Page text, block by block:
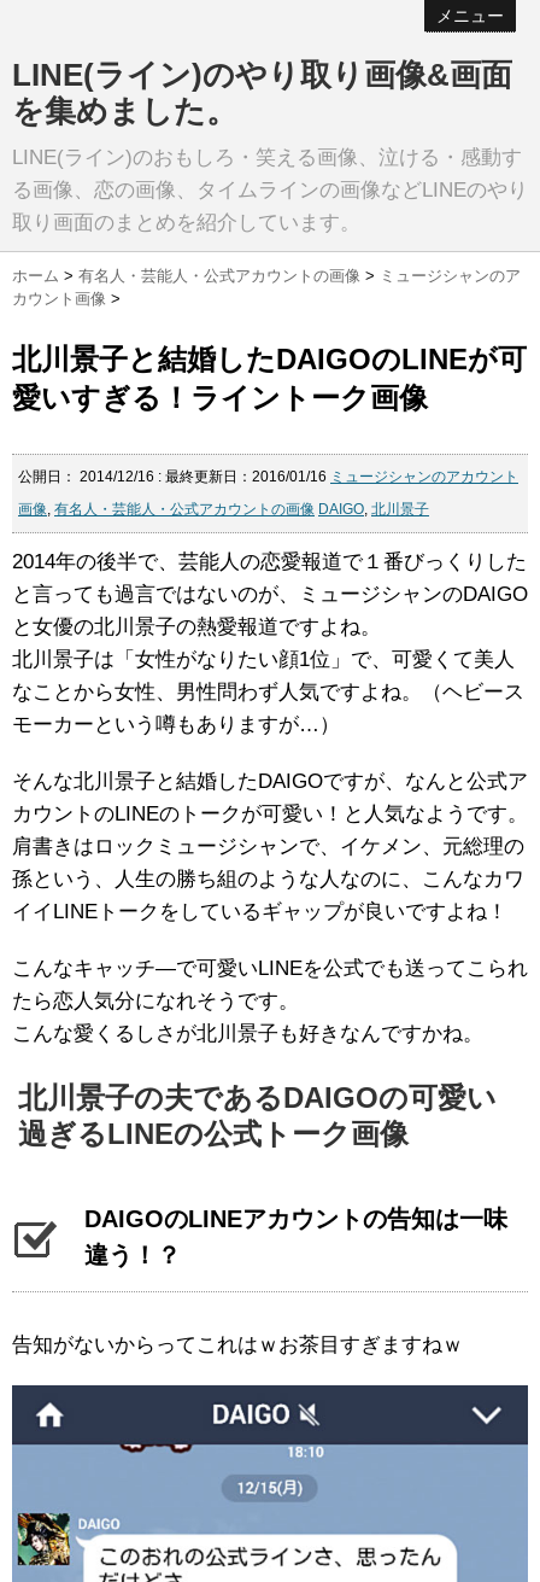
メニュー
LINE(ライン)のやり取り画像&画面
を集めました。
LINE(ライン)のおもしろ・笑える画像、泣ける・感動す
る画像、恋の画像、タイムラインの画像などLINEのやり
取り画面のまとめを紹介しています。
ホーム > 有名人・芸能人・公式アカウントの画像 > ミュージシャンのア
カウント画像 >
北川景子と結婚したDAIGOのLINEが可
愛いすぎる！ライントーク画像
公開日： 2014/12/16 : 最終更新日：2016/01/16 ミュージシャンのアカウント
画像, 有名人・芸能人・公式アカウントの画像 DAIGO, 北川景子
2014年の後半で、芸能人の恋愛報道で１番びっくりした
と言っても過言ではないのが、ミュージシャンのDAIGO
と女優の北川景子の熱愛報道ですよね。
北川景子は「女性がなりたい顔1位」で、可愛くて美人
なことから女性、男性問わず人気ですよね。（ヘビース
モーカーという噂もありますが…）
そんな北川景子と結婚したDAIGOですが、なんと公式ア
カウントのLINEのトークが可愛い！と人気なようです。
肩書きはロックミュージシャンで、イケメン、元総理の
孫という、人生の勝ち組のような人なのに、こんなカワ
イイLINEトークをしているギャップが良いですよね！
こんなキャッチ―で可愛いLINEを公式でも送ってこられ
たら恋人気分になれそうです。
こんな愛くるしさが北川景子も好きなんですかね。
北川景子の夫であるDAIGOの可愛い
過ぎるLINEの公式トーク画像
DAIGOのLINEアカウントの告知は一味
違う！？
告知がないからってこれはｗお茶目すぎますねｗ